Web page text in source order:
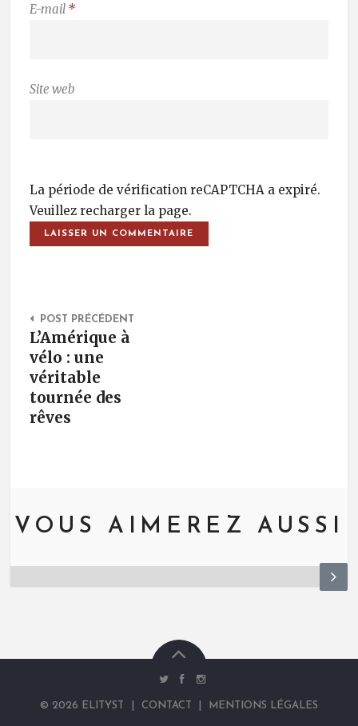
E-mail *
Site web
La période de vérification reCAPTCHA a expiré.
Veuillez recharger la page.
Post Navigation
POST PRÉCÉDENT
L’Amérique à
vélo : une
véritable
tournée des
rêves
VOUS AIMEREZ AUSSI
t
© 2026 ELITYST CONTACT MENTIONS LÉGALES